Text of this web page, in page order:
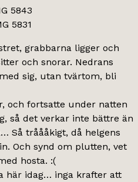
grabbarna ligger och
och snorar. Nedrans
sig, utan tvärtom, bli
och fortsatte under natten
så det verkar inte bättre än
Så tråååkigt, då helgens
Och synd om plutten, vet
hosta. :(
här idag… inga krafter att